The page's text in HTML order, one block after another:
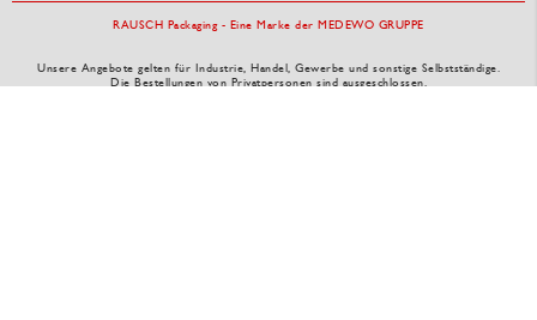
RAUSCH Packaging - Eine Marke der MEDEWO GRUPPE
Unsere Angebote gelten für Industrie, Handel, Gewerbe und sonstige Selbstständige.
Die Bestellungen von Privatpersonen sind ausgeschlossen.